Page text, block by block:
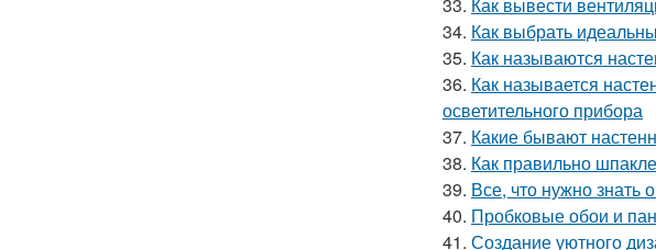
34. Как выбрать
35. Как называются
36. Как называется
осветительного прибора
37. Какие бывают
38. Как правильно
39. Все, что нужно знать
40. Пробковые обои и
41. Создание уютного